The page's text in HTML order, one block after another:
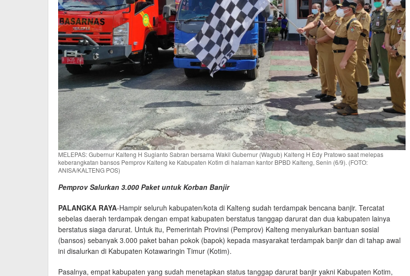
MELEPAS: Gubernur Kalteng H Sugianto Sabran bersama Wakil Gubernur (Wagub) Kalteng H Edy Pratowo saat melepas
keberangkatan bansos Pemprov Kalteng ke Kabupaten Kotim di halaman kantor BPBD Kalteng, Senin (6/9). (FOTO:
ANISA/KALTENG POS)
Pemprov Salurkan 3.000 Paket untuk Korban Banjir
PALANGKA RAYA-Hampir seluruh kabupaten/kota di Kalteng sudah terdampak bencana banjir. Tercatat
sebelas daerah terdampak dengan empat kabupaten berstatus tanggap darurat dan dua kabupaten lainya
berstatus siaga darurat. Untuk itu, Pemerintah Provinsi (Pemprov) Kalteng menyalurkan bantuan sosial
(bansos) sebanyak 3.000 paket bahan pokok (bapok) kepada masyarakat terdampak banjir dan di tahap awal
ini disalurkan di Kabupaten Kotawaringin Timur (Kotim).
Pasalnya, empat kabupaten yang sudah menetapkan status tanggap darurat banjir yakni Kabupaten Kotim,